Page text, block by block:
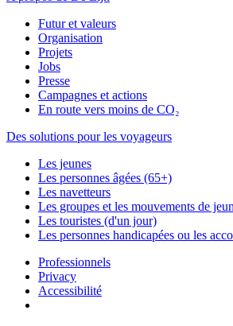
Futur et valeurs
Organisation
Projets
Jobs
Presse
Campagnes et actions
En route vers moins de CO₂
Des solutions pour les voyageurs
Les jeunes
Les personnes âgées (65+)
Les navetteurs
Les groupes et les mouvements de
Les touristes (d'un jour)
Les personnes handicapées ou les
Professionnels
Privacy
Accessibilité